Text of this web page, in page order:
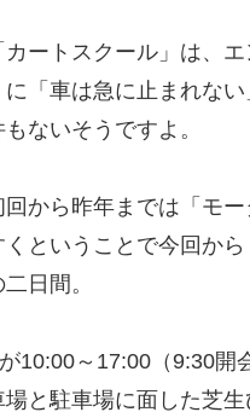
カートスクール」は、
「車は急に止まれな
ないそうですよ。
回から昨年までは「モ
くということで今回か
日間。
10:00～17:00（9:30
場と駐車場に面した芝